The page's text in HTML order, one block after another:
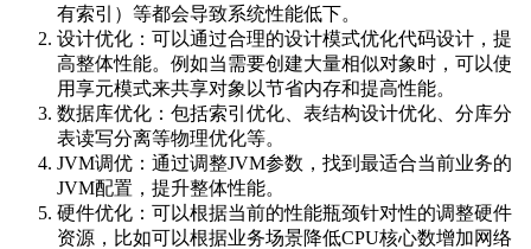
有索引）等都会导致系统性能低下。
设计优化：可以通过合理的设计模式优化代码设计，提
高整体性能。例如当需要创建大量相似对象时，可以使
用享元模式来共享对象以节省内存和提高性能。
数据库优化：包括索引优化、表结构设计优化、分库分
表读写分离等物理优化等。
JVM调优：通过调整JVM参数，找到最适合当前业务的
JVM配置，提升整体性能。
硬件优化：可以根据当前的性能瓶颈针对性的调整硬件
资源，比如可以根据业务场景降低CPU核心数增加网络